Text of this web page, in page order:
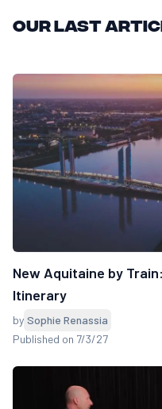
Our last
New Aquitaine by
Itinerary
by Sophie Renassia
Published on 7/3/27